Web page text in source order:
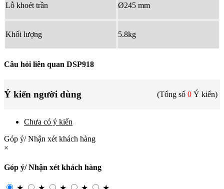
Lỗ khoét trần Ø245 mm
Khối lượng 5.8kg
Câu hỏi liên quan DSP918
Ý kiến người dùng (Tổng số 0 Ý kiến)
Chưa có ý kiến
Góp ý/ Nhận xét khách hàng
×
Góp ý/ Nhận xét khách hàng